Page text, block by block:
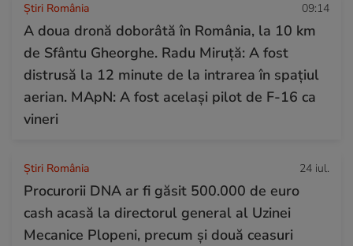
Știri România 09:14
A doua dronă doborâtă în România, la 10 km
de Sfântu Gheorghe. Radu Miruță: A fost
distrusă la 12 minute de la intrarea în spațiul
aerian. MApN: A fost același pilot de F-16 ca
vineri
Știri România 24 iul.
Procurorii DNA ar fi găsit 500.000 de euro
cash acasă la directorul general al Uzinei
Mecanice Plopeni, precum și două ceasuri